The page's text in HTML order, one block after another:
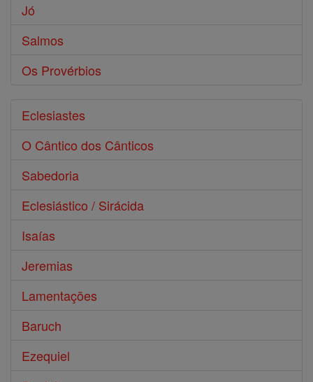
Jó
Salmos
Os Provérbios
Eclesiastes
O Cântico dos Cânticos
Sabedoria
Eclesiástico / Sirácida
Isaías
Jeremias
Lamentações
Baruch
Ezequiel